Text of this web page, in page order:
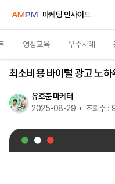
마케팅 인사이드
영상교육 우수사례
영상교육
최소비용 바이럴 광고 노
유호준 마케터
2025-08-29
조회수 :